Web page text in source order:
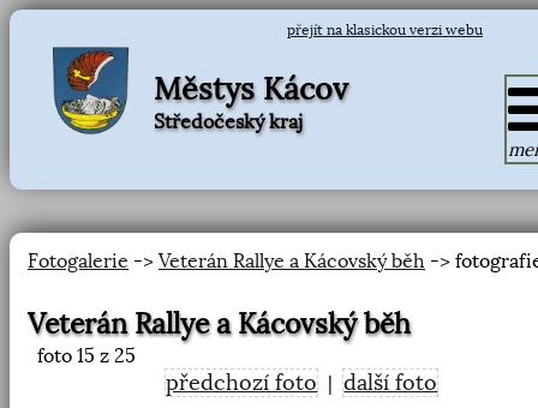
přejít na klasickou verzi webu
Městys Kácov
Středočeský kraj
Fotogalerie -> Veterán Rallye a Kácovský běh ->
Veterán Rallye a Kácovský běh
foto 15 z 25
předchozí foto |další foto